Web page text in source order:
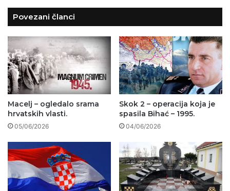
Povezani članci
Macelj – ogledalo srama
hrvatskih vlasti.
05/06/2026
Skok 2 – operacija koja je
spasila Bihać – 1995.
04/06/2026